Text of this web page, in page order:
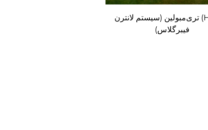
(HC-LT) تری‌مبولین (سیستم لانترن
فیبرگلاس)